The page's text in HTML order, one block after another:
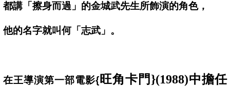
都講「擦身而過」的金城武先生所飾演的角色，
他的名字就叫何「志武」。
在王導演第一部電影{ 旺角卡門}(1988)中擔任